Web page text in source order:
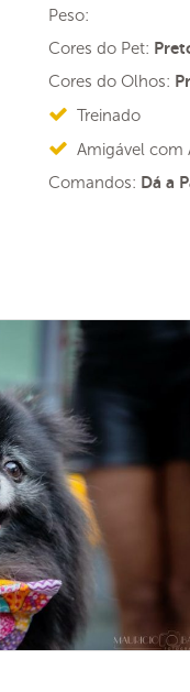
Peso:
Cores do Pet:
Cores do Olhos:
Treinado
Amigável com
Comandos: Dá a